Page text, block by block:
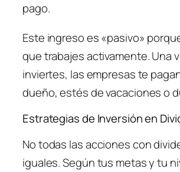
pago.
Este ingreso es «pasivo»
que trabajes activamente. Una
inviertes, las empresas te
dueño, estés de vacaciones o
Estrategias de Inversión en
No todas las acciones con
iguales. Según tus metas y tu